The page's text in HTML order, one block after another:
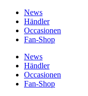
News
Händler
Occasionen
Fan-Shop
News
Händler
Occasionen
Fan-Shop